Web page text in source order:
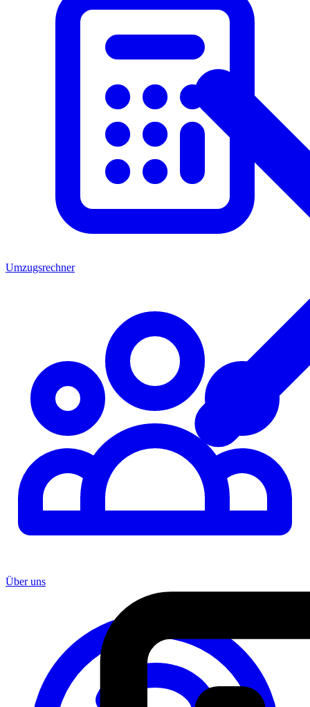
Umzugsrechner
Über uns